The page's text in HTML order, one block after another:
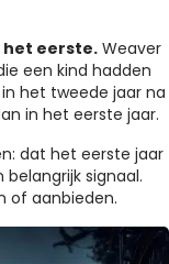
het eerste. Weaver
een kind hadden
het tweede jaar na
in het eerste jaar.
dat het eerste jaar
signaal.
of aanbieden.